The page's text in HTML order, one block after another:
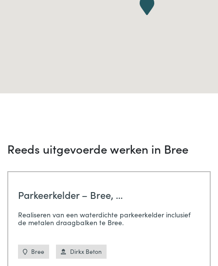
Reeds uitgevoerde werken in Bree
Parkeerkelder – Bree, …
Realiseren van een waterdichte parkeerkelder inclusief
de metalen draagbalken te Bree.
Bree Dirkx Beton